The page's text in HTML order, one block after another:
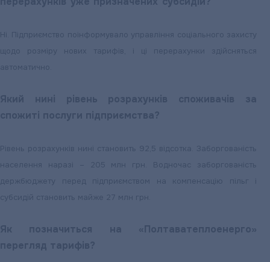
Ні. Підприємство поінформувало управління соціального захисту
щодо розміру нових тарифів, і ці перерахунки здійсняться
автоматично.
Який нині рівень розрахунків споживачів за
спожиті послуги підприємства?
Рівень розрахунків нині становить 92,5 відсотка. Заборгованість
населення наразі – 205 млн грн. Водночас заборгованість
держбюджету перед підприємством на компенсацію пільг і
субсидій становить майже 27 млн грн.
Як позначиться на «Полтаватеплоенерго»
перегляд тарифів?